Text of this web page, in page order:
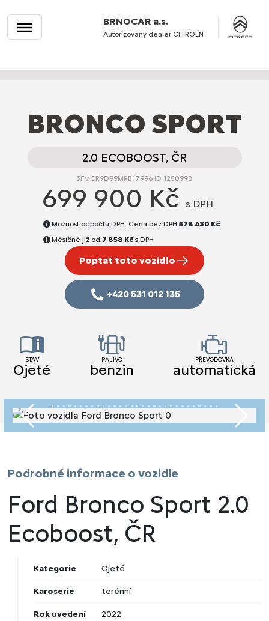
BRNOCAR a.s.
Autorizovaný dealer CITROËN
Předchozí
BRONCO SPORT
2.0 ECOBOOST, ČR
3FMCR9D99MRB17996 ID 1250998
699 900 Kč s DPH
Možnost odpočtu DPH. Cena bez DPH 578 430 Kč
Měsíčně již od 7 858 Kč s DPH
Poptat toto vozidlo
+420 531 012 135
STAV
Ojeté
PALIVO
benzin
PŘEVODOVKA
automatická
Podrobné informace o vozidle
Ford Bronco Sport 2.0
Ecoboost, ČR
Kategorie Ojeté
Karoserie terénní
Rok uvedení 2022